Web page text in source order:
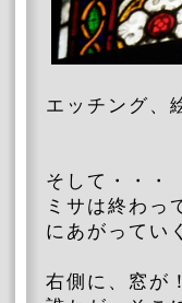
エッチング、
そして・・・
ミサは終わっ
にあがってい
右側に、窓が